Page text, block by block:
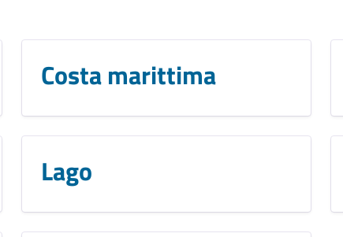
Costa marittima
Lago